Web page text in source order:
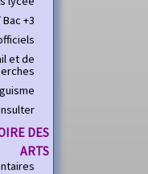
cycle 3 /
+3
et de
DES
ARTS